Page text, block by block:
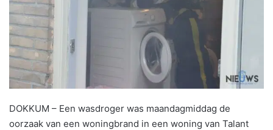
DOKKUM – Een wasdroger was maandagmiddag de
oorzaak van een woningbrand in een woning van Talant